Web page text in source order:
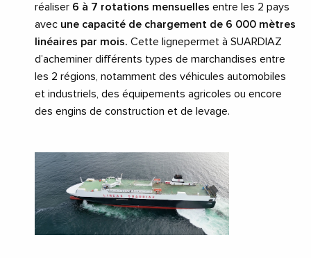
réaliser 6 à 7 rotations mensuelles entre les 2 pays
avec une capacité de chargement de 6 000 mètres
linéaires par mois. Cette lignepermet à SUARDIAZ
d’acheminer différents types de marchandises entre
les 2 régions, notamment des véhicules automobiles
et industriels, des équipements agricoles ou encore
des engins de construction et de levage.